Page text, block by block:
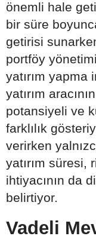
önemli hale
bir süre
getirisi
portföy
yatırım yapma
yatırım
potansiyeli ve
farklılık
verirken
yatırım süresi,
ihtiyacının da
belirtiyor.
Vadeli